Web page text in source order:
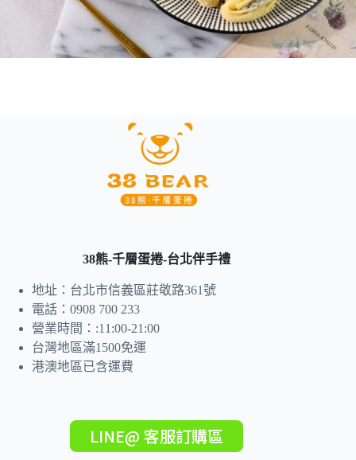
38熊-千層蛋捲-台北伴手禮
地址：台北市信義區莊敬路361號
電話：0908 700 233
營業時間：:11:00-21:00
台灣地區滿1500免運
港澳地區已含運費
LINE@ 客服訂購區